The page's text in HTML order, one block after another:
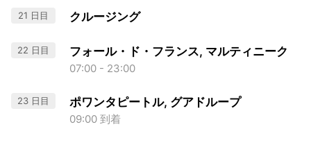
21 日目 クルージング
22 日目 フォール・ド・フランス, マルティニーク
07:00 - 23:00
23 日目 ポワンタピートル, グアドループ
09:00 到着